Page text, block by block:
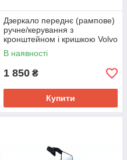
Дзеркало переднє (рампове)
ручне/керування з
кронштейном і кришкою Volvo
FH4 ZL01-51-035B
В наявності
1 850 ₴
Купити